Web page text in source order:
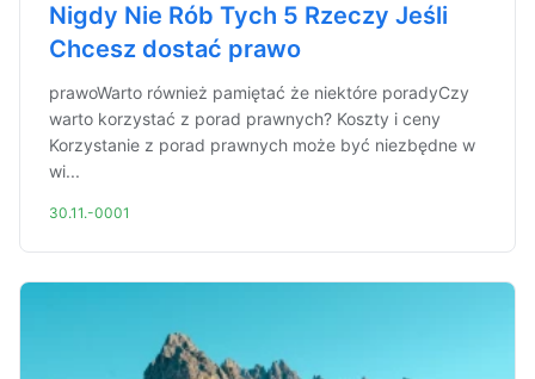
Nigdy Nie Rób Tych 5 Rzeczy Jeśli
Chcesz dostać prawo
prawoWarto również pamiętać że niektóre poradyCzy
warto korzystać z porad prawnych? Koszty i ceny
Korzystanie z porad prawnych może być niezbędne w
wi...
30.11.-0001